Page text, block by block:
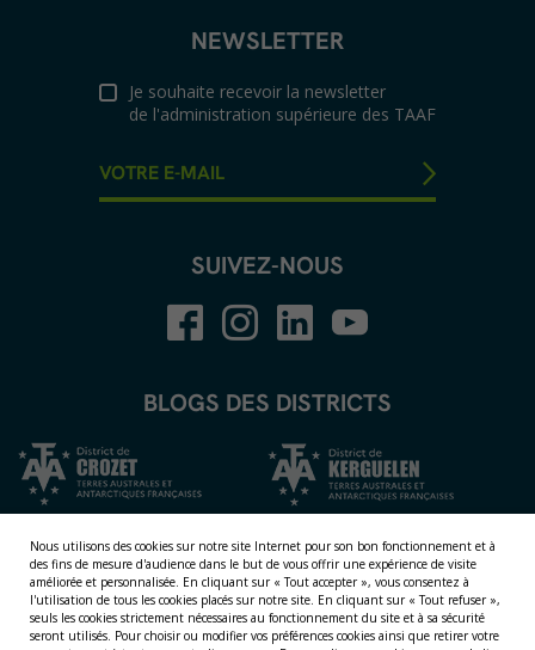
NEWSLETTER
Je souhaite recevoir la newsletter
de l'administration supérieure des TAAF
SUIVEZ-NOUS
BLOGS DES DISTRICTS
Nous utilisons des cookies sur notre site Internet pour son bon fonctionnement et à
des fins de mesure d'audience dans le but de vous offrir une expérience de visite
améliorée et personnalisée. En cliquant sur « Tout accepter », vous consentez à
l'utilisation de tous les cookies placés sur notre site. En cliquant sur « Tout refuser »,
seuls les cookies strictement nécessaires au fonctionnement du site et à sa sécurité
seront utilisés. Pour choisir ou modifier vos préférences cookies ainsi que retirer votre